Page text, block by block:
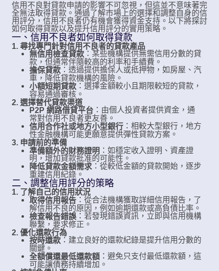
信用不良對貸款申請的影響不可忽視，但這並不意味著完
全無法取得貸款。通過了解市場上的選擇和調整自身的信
用評分，信用不良者仍有機會獲得資金支持。以下將探討
如何取得貸款以及提升信用評分的實用策略。
一、信用不良者如何取得貸款
1. 尋找專門針對信用不良者的貸款產品
無信用檢查貸款 ：某些機構提供無需信用分數的貸
款，但通常伴隨較高的利率和手續費。
擔保貸款 ：透過提供擔保人或抵押物，如房屋、汽
車，降低貸款機構的風險。
小額短期貸款 ：選擇金額較小且期限較短的貸款，
容易通過審核。
2. 選擇替代貸款渠道
P2P 網路借貸平台 ：由個人投資者提供資金，通
常對信用不良者更友善。
信用合作社或地方小型銀行 ：相較大型銀行，地方
性金融機構可能更願意提供彈性貸款方案。
3. 申請前的準備
準備額外的財務證明 ：如穩定收入證明、資產證
明，增加貸款批准的可能性。
降低貸款金額需求 ：從較低金額的貸款開始，逐步
重建信用紀錄。
二、調整信用評分的策略
1. 了解自己的信用狀況
取得信用報告 ：從合法機構獲取詳細信用報告，了
解信用不良的原因，例如逾期還款或高負債比率。
檢查報告錯誤 ：若發現錯誤資訊，立即與信用機構
聯繫，要求修正。
2. 優化還款行為
按時還款 ：建立良好的還款紀錄是提升信用分數的
關鍵。
全額償還最低還款額 ：避免只支付最低還款額，這
可能讓債務持續增加。